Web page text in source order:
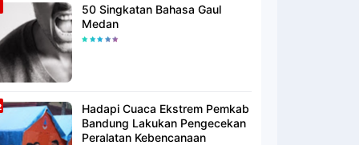
50 Singkatan Bahasa Gaul
Medan
Hadapi Cuaca Ekstrem Pemkab
Bandung Lakukan Pengecekan
Peralatan Kebencanaan